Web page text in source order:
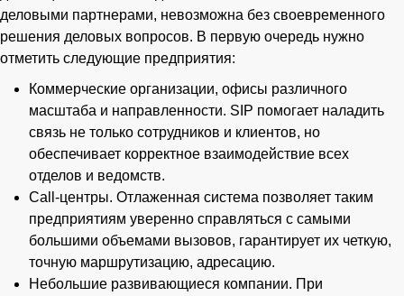
деловыми партнерами, невозможна без своевременного
решения деловых вопросов. В первую очередь нужно
отметить следующие предприятия:
Коммерческие организации, офисы различного
масштаба и направленности. SIP помогает наладить
связь не только сотрудников и клиентов, но
обеспечивает корректное взаимодействие всех
отделов и ведомств.
Call-центры. Отлаженная система позволяет таким
предприятиям уверенно справляться с самыми
большими объемами вызовов, гарантирует их четкую,
точную маршрутизацию, адресацию.
Небольшие развивающиеся компании. При